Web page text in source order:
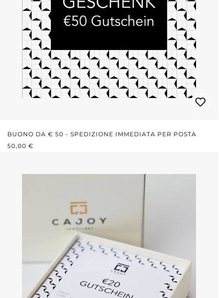
BUONO DA € 50 - SPEDIZIONE IMMEDIATA PER POSTA
PREZZO NORMALE:
50,00 €